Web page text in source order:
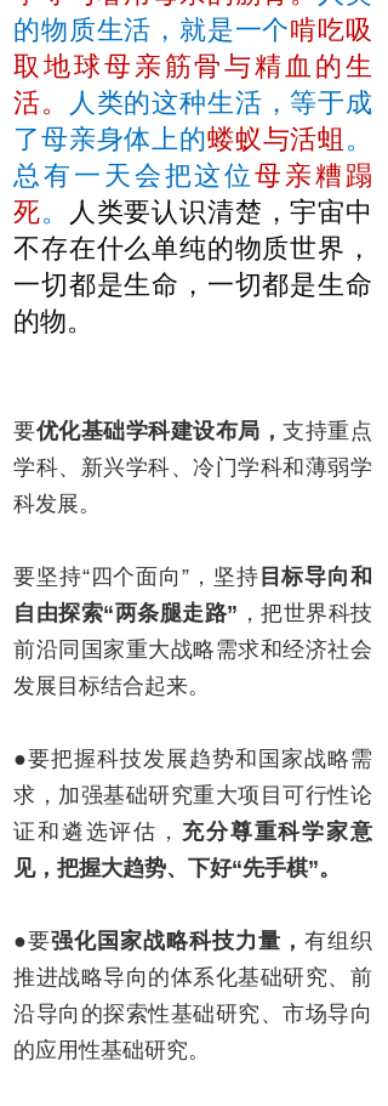
的物质生活，就是一个啃吃吸
取地球母亲筋骨与精血的生
活。
人类的这种生活，等于成
了母亲身体上的蝼蚁与活蛆 。
总有一天会把这位母亲糟蹋
死。
人类要认识清楚，宇宙中
不存在什么单纯的物质世界，
一切都是生命，一切都是生命
的物。
要优化基础学科建设布局，支持重点
学科、新兴学科、冷门学科和薄弱学
科发展。
要坚持“四个面向”，坚持 目标导向和
自由探索“两条腿走路” ，把世界科技
前沿同国家重大战略需求和经济社会
发展目标结合起来。
●要把握科技发展趋势和国家战略需
求，加强基础研究重大项目可行性论
证和遴选评估， 充分尊重科学家意
见， 把握大趋势、下好“先手棋”。
●要强化国家战略科技力量， 有组织
推进战略导向的体系化基础研究、前
沿导向的探索性基础研究、市场导向
的应用性基础研究。